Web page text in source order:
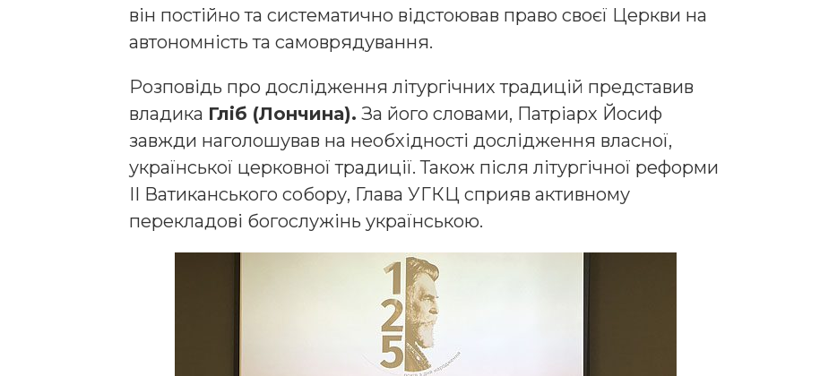
він постійно та систематично відстоював право своєї Церкви на
автономність та самоврядування.
Розповідь про дослідження літургічних традицій представив
владика Гліб (Лончина). За його словами, Патріарх Йосиф
завжди наголошував на необхідності дослідження власної,
української церковної традиції. Також після літургічної реформи
II Ватиканського собору, Глава УГКЦ сприяв активному
перекладові богослужінь українською.